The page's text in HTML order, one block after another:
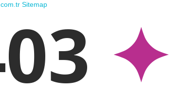
Sitemap